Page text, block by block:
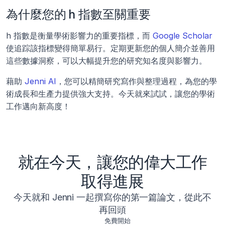
為什麼您的 h 指數至關重要
h 指數是衡量學術影響力的重要指標，而
使追踪該指標變得簡單易行。定期更新您的個人簡介並善用
這些數據洞察，可以大幅提升您的研究知名度與影響力。
藉助 Jenni AI ，您可以精簡研究寫作與整理過程，為您的學
術成長和生產力提供強大支持。今天就來試試，讓您的學術
工作邁向新高度！
就在今天，讓您的偉大工作
取得進展
今天就和 Jenni 一起撰寫你的第一篇論文，從此不
再回頭
免費開始